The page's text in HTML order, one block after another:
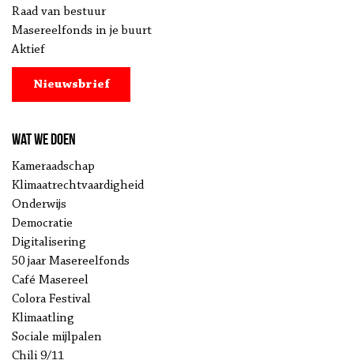
Raad van bestuur
Masereelfonds in je buurt
Aktief
Nieuwsbrief
Wat we doen
Kameraadschap
Klimaatrechtvaardigheid
Onderwijs
Democratie
Digitalisering
50 jaar Masereelfonds
Café Masereel
Colora Festival
Klimaatling
Sociale mijlpalen
Chili 9/11